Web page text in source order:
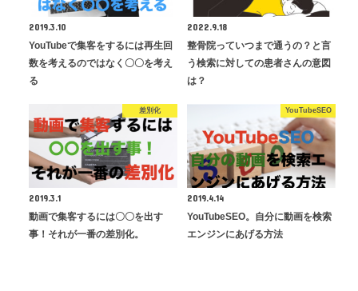
2019.3.10
YouTubeで集客をするには再生回
数を考えるのではなく〇〇を考え
る
2022.9.18
整骨院っていつまで通うの？と言
う検索に対しての患者さんの意図
は？
差別化
2019.3.1
動画で集客するには〇〇を出す
事！それが一番の差別化。
YouTubeSEO
2019.4.14
YouTubeSEO。自分に動画を検索
エンジンにあげる方法